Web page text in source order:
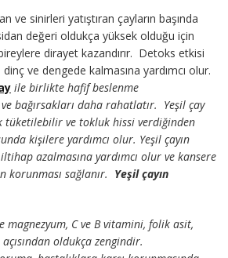
ve sinirleri yatıştıran çayların başında
değeri oldukça yüksek olduğu için
bireylere dirayet kazandırır. Detoks etkisi
ve dengede kalmasına yardımcı olur.
ile birlikte hafif beslenme
bağırsakları daha rahatlatır. Yeşil çay
tüketilebilir ve tokluk hissi verdiğinden
kişilere yardımcı olur. Yeşil çayın
azalmasına yardımcı olur ve kansere
korunması sağlanır. Yeşil çayın
magnezyum, C ve B vitamini, folik asit,
oldukça zengindir.